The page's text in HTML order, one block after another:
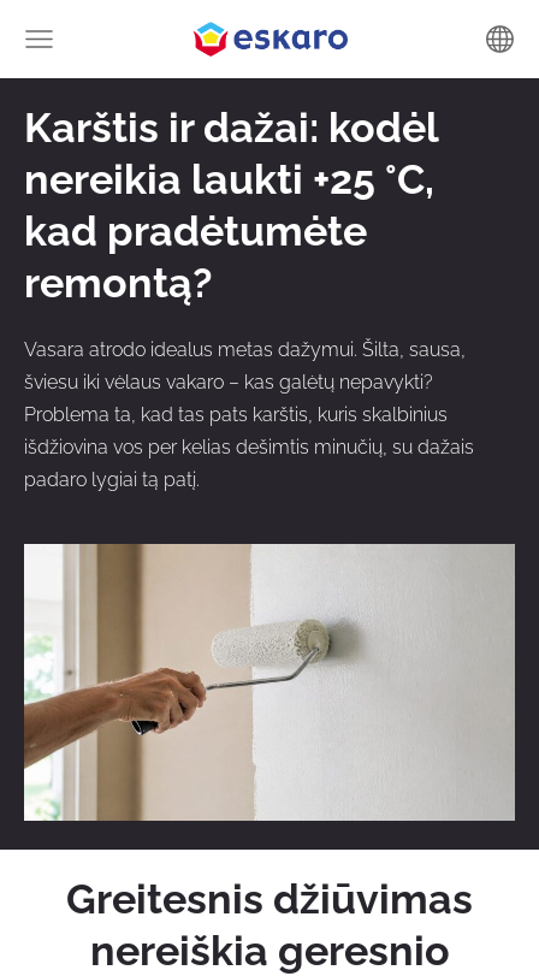
Karštis ir dažai: kodėl
nereikia laukti +25 °C,
kad pradėtumėte
remontą?
Vasara atrodo idealus metas dažymui. Šilta, sausa,
šviesu iki vėlaus vakaro – kas galėtų nepavykti?
Problema ta, kad tas pats karštis, kuris skalbinius
išdžiovina vos per kelias dešimtis minučių, su dažais
padaro lygiai tą patį.
Greitesnis džiūvimas
nereiškia geresnio